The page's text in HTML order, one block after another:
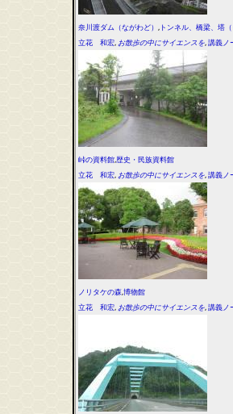
奈川渡ダム（ながわど） , トンネル、橋梁、塔
立花 和宏,お散歩の中にサイエンスを,講義ノ
峠の資料館,歴史・民族資料館
立花 和宏,お散歩の中にサイエンスを,講義ノ
ノリタケの森,博物館
立花 和宏,お散歩の中にサイエンスを,講義ノ